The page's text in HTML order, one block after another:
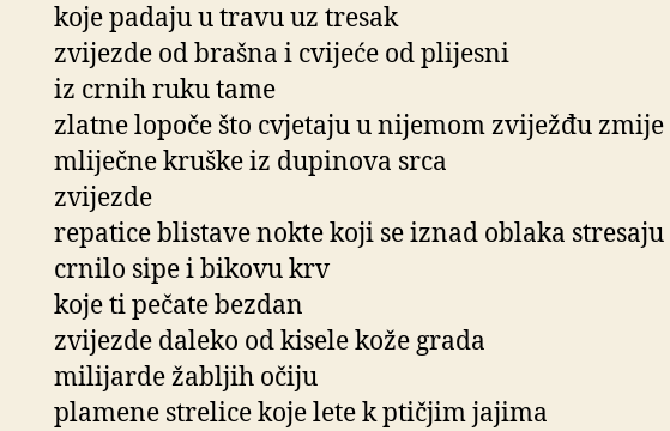
koje padaju u travu uz tresak
zvijezde od brašna i cvijeće od plijesni
iz crnih ruku tame
zlatne lopoče što cvjetaju u nijemom zviježđu zmije
mliječne kruške iz dupinova srca
zvijezde
repatice blistave nokte koji se iznad oblaka stresaju
crnilo sipe i bikovu krv
koje ti pečate bezdan
zvijezde daleko od kisele kože grada
milijarde žabljih očiju
plamene strelice koje lete k ptičjim jajima